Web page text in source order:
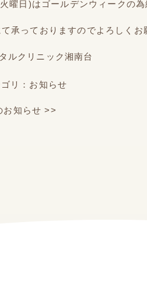
曜日)はゴールデンウィークの
承っておりますのでよろしくお
ルクリニック湘南台
リ： お知らせ
お知らせ>>